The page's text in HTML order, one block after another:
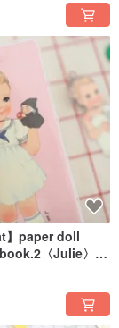
】paper doll
〈Julie〉隨